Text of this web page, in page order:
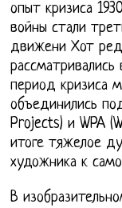
опыт кризиса
войны стали
движени Хот
период кризиса
объединились
Projects) и WPA
итоге тяжелое
художника к
В